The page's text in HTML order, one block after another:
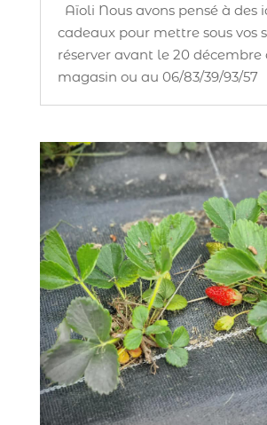
Aïoli Nous avons pensé à des
cadeaux pour mettre sous vos
réserver avant le 20 décembre
magasin ou au 06/83/39/93/57